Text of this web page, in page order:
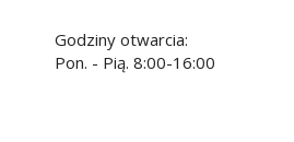
Godziny otwarcia:
Pon. - Pią. 8:00-16:00